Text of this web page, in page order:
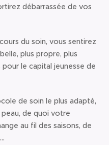
débarrassée de vos
du soin, vous sentirez
plus propre, plus
le capital jeunesse de
de soin le plus adapté,
de quoi votre
au fil des saisons, de